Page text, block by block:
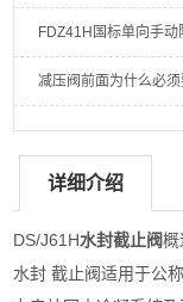
FDZ41H国标单向手
减压阀前面为什么必须
详细介绍
DS/J61H水封截止阀概
水封 截止阀适用于公